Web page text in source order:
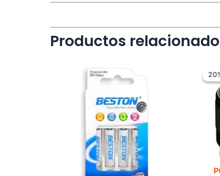
Productos